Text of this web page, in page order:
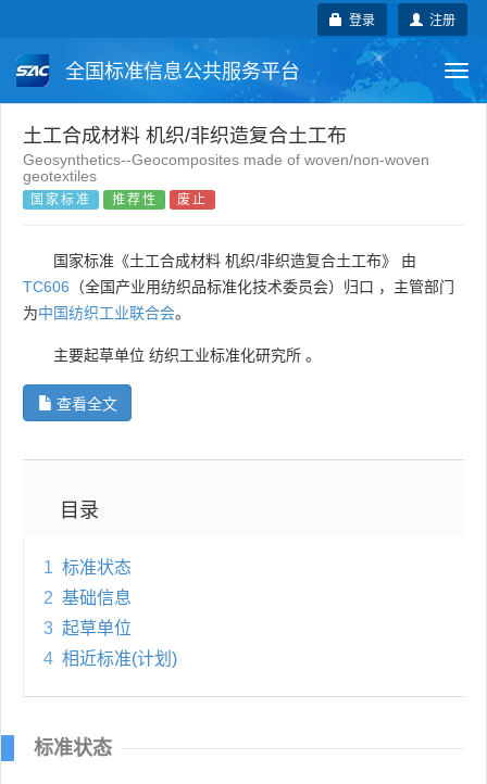
注册
登录
全国标准信息公共服务平台
国家标准 行业标准
团体标准
土工合成材料 机织/非织造复合土工布
Geosynthetics--Geocomposites made of woven/non-woven
geotextiles
国家标准 推荐性 废止
国家标准《土工合成材料 机织/非织造复合土工布》 由
TC606 （全国产业用纺织品标准化技术委员会）归口 ，主管部门
为中国纺织工业联合会。
主要起草单位 纺织工业标准化研究所 。
查看全文
目录
1 标准状态
2 基础信息
3 起草单位
4 相近标准(计划)
标准状态